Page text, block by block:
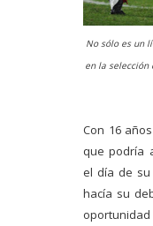
No sólo es un
en la selección
Con 16
que podría
el día de
hacía su